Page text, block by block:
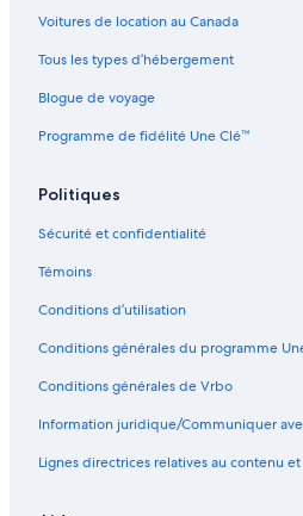
Little Italy – Hôtels Fairmont
Voitures de location au Canada
Tous les types d’hébergement
Blogue de voyage
Programme de fidélité Une Clé™
Politiques
Sécurité et confidentialité
Témoins
Conditions d’utilisation
Conditions générales du programme
Conditions générales de Vrbo
Information juridique/Communiquer
Lignes directrices relatives au contenu